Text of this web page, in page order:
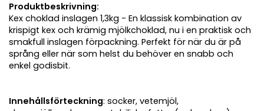
Produktbeskrivning:
Kex choklad inslagen 1,3kg - En klassisk kombination av
krispigt kex och krämig mjölkchoklad, nu i en praktisk och
smakfull inslagen förpackning. Perfekt för när du är på
språng eller när som helst du behöver en snabb och
enkel godisbit.
Innehållsförteckning: socker, vetemjöl,